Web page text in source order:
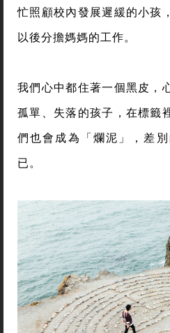
忙照顧校內發展遲緩的小孩
以後分擔媽媽的工作。
我們心中都住著一個黑皮，
孤單、失落的孩子，在標籤
們也會成為「爛泥」，差
已。